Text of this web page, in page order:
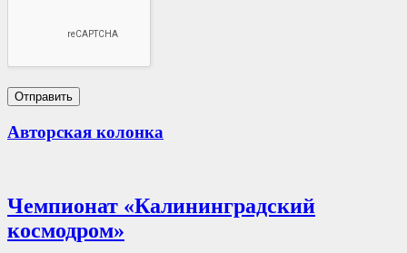
Авторская колонка
Чемпионат «Калининградский
космодром»